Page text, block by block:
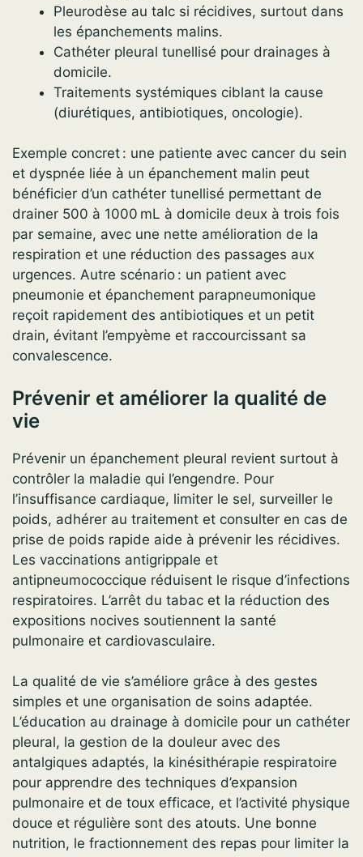
Pleurodèse au talc si récidives, surtout dans
les épanchements malins.
Cathéter pleural tunellisé pour drainages à
domicile.
Traitements systémiques ciblant la cause
(diurétiques, antibiotiques, oncologie).
Exemple concret : une patiente avec cancer du sein
et dyspnée liée à un épanchement malin peut
bénéficier d’un cathéter tunellisé permettant de
drainer 500 à 1000 mL à domicile deux à trois fois
par semaine, avec une nette amélioration de la
respiration et une réduction des passages aux
urgences. Autre scénario : un patient avec
pneumonie et épanchement parapneumonique
reçoit rapidement des antibiotiques et un petit
drain, évitant l’empyème et raccourcissant sa
convalescence.
Prévenir et améliorer la qualité de
vie
Prévenir un épanchement pleural revient surtout à
contrôler la maladie qui l’engendre. Pour
l’insuffisance cardiaque, limiter le sel, surveiller le
poids, adhérer au traitement et consulter en cas de
prise de poids rapide aide à prévenir les récidives.
Les vaccinations antigrippale et
antipneumococcique réduisent le risque d’infections
respiratoires. L’arrêt du tabac et la réduction des
expositions nocives soutiennent la santé
pulmonaire et cardiovasculaire.
La qualité de vie s’améliore grâce à des gestes
simples et une organisation de soins adaptée.
L’éducation au drainage à domicile pour un cathéter
pleural, la gestion de la douleur avec des
antalgiques adaptés, la kinésithérapie respiratoire
pour apprendre des techniques d’expansion
pulmonaire et de toux efficace, et l’activité physique
douce et régulière sont des atouts. Une bonne
nutrition, le fractionnement des repas pour limiter la